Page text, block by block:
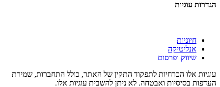
הגדרות עוגיות
חיוניות
אנליטיקה
שיווק ופרסום
עוגיות אלו הכרחיות לתפקוד התקין של האתר, כולל התחברות, שמירת
העדפות בסיסיות ואבטחה. לא ניתן להשבית עוגיות אלו.